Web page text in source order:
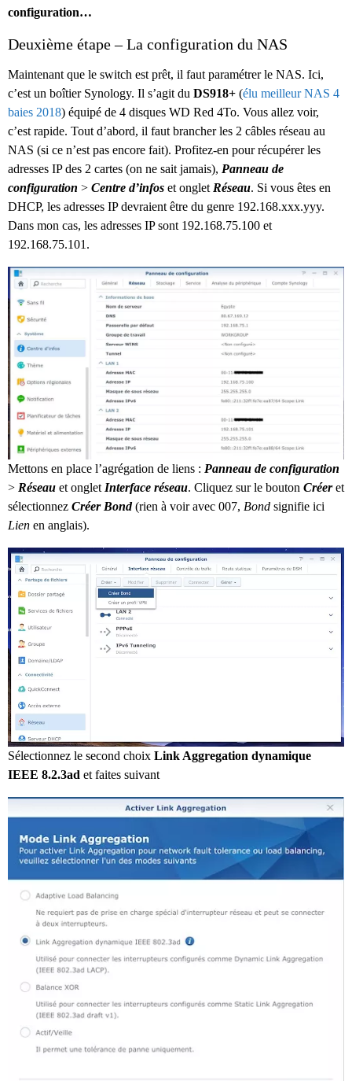
configuration…
Deuxième étape – La configuration du NAS
Maintenant que le switch est prêt, il faut paramétrer le NAS. Ici,
c’est un boîtier Synology. Il s’agit du DS918+ (élu meilleur NAS 4
baies 2018) équipé de 4 disques WD Red 4To. Vous allez voir,
c’est rapide. Tout d’abord, il faut brancher les 2 câbles réseau au
NAS (si ce n’est pas encore fait). Profitez-en pour récupérer les
adresses IP des 2 cartes (on ne sait jamais), Panneau de
configuration > Centre d’infos et onglet Réseau. Si vous êtes en
DHCP, les adresses IP devraient être du genre 192.168.xxx.yyy.
Dans mon cas, les adresses IP sont 192.168.75.100 et
192.168.75.101.
Mettons en place l’agrégation de liens : Panneau de configuration
> Réseau et onglet Interface réseau. Cliquez sur le bouton Créeret
sélectionnez Créer Bond(rien à voir avec 007, Bond signifie ici
Lien en anglais).
Sélectionnez le second choix Link Aggregation dynamique
IEEE 8.2.3ad et faites suivant